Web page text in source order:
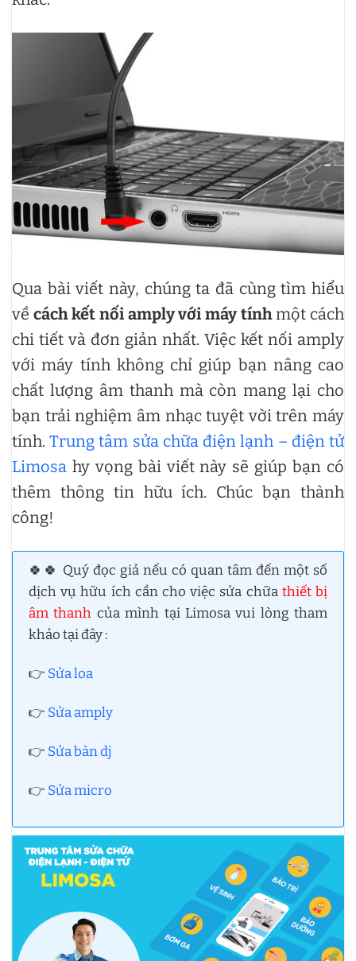
Qua bài viết này, chúng ta đã cùng tìm hiểu
về cách kết nối amply với máy tínhmột cách
chi tiết và đơn giản nhất. Việc kết nối amply
với máy tính không chỉ giúp bạn nâng cao
chất lượng âm thanh mà còn mang lại cho
bạn trải nghiệm âm nhạc tuyệt vời trên máy
tính.Trung tâm sửa chữa điện lạnh – điện tử
Limosa hy vọng bài viết này sẽ giúp bạn có
thêm thông tin hữu ích. Chúc bạn thành
công!
🍀🍀 Quý đọc giả nếu có quan tâm đến một số
dịch vụ hữu ích cần cho việc sửa chữa thiết bị
âm thanh của mình tại Limosa vui lòng tham
khảo tại đây :
👉 Sửa loa
👉 Sửa amply
👉 Sửa bàn dj
👉 Sửa micro